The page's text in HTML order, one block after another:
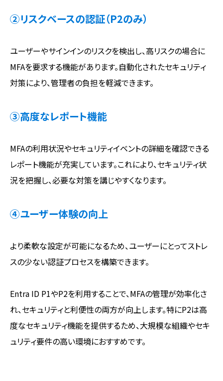
②リスクベースの認証（P2のみ）
ユーザーやサインインのリスクを検出し、高リスクの場合に
MFAを要求する機能があります。自動化されたセキュリティ
対策により、管理者の負担を軽減できます。
③高度なレポート機能
MFAの利用状況やセキュリティイベントの詳細を確認できる
レポート機能が充実しています。これにより、セキュリティ状
況を把握し、必要な対策を講じやすくなります。
④ユーザー体験の向上
より柔軟な設定が可能になるため、ユーザーにとってストレ
スの少ない認証プロセスを構築できます。
Entra ID P1やP2を利用することで、MFAの管理が効率化さ
れ、セキュリティと利便性の両方が向上します。特にP2は高
度なセキュリティ機能を提供するため、大規模な組織やセキ
ュリティ要件の高い環境におすすめです。